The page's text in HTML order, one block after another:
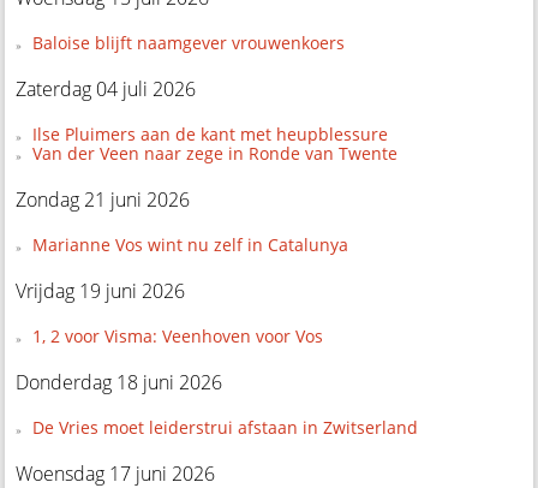
Baloise blijft naamgever vrouwenkoers
Zaterdag 04 juli 2026
Ilse Pluimers aan de kant met heupblessure
Van der Veen naar zege in Ronde van Twente
Zondag 21 juni 2026
Marianne Vos wint nu zelf in Catalunya
Vrijdag 19 juni 2026
1, 2 voor Visma: Veenhoven voor Vos
Donderdag 18 juni 2026
De Vries moet leiderstrui afstaan in Zwitserland
Woensdag 17 juni 2026